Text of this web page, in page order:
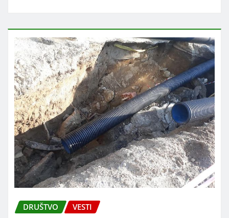
DRUŠTVO VESTI